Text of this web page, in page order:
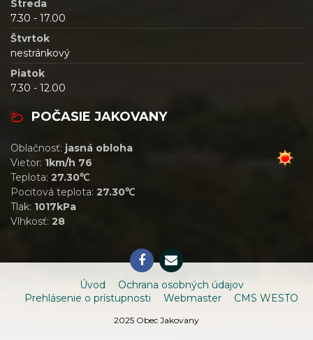
Streda
7.30 - 17.00
Štvrtok
nestránkový
Piatok
7.30 - 12.00
POČASIE JAKOVANY
Oblačnosť: jasná obloha
Vietor: 1km/h 76
Teplota: 27.30℃
Pocitová teplota: 27.30℃
Tlak: 1017kPa
Vlhkosť: 28
Úvod
Ochrana osobných údajov
Prehlásenie o prístupnosti
Webmaster CMS WESTO
2025 Obec Jakovany